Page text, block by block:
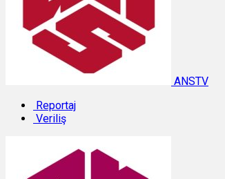
ANSTV
Reportaj
Veriliş